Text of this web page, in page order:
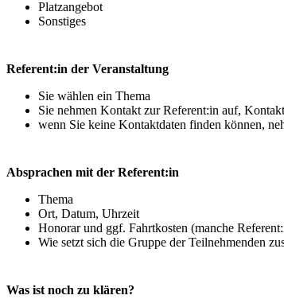
Platzangebot
Sonstiges
Referent:in der Veranstaltung
Sie wählen ein Thema
Sie nehmen Kontakt zur Referent:in auf,
wenn Sie keine Kontaktdaten finden können,
Absprachen mit der Referent:in
Thema
Ort, Datum, Uhrzeit
Honorar und ggf. Fahrtkosten (manche
Wie setzt sich die Gruppe der Teilnehmenden
Was ist noch zu klären?